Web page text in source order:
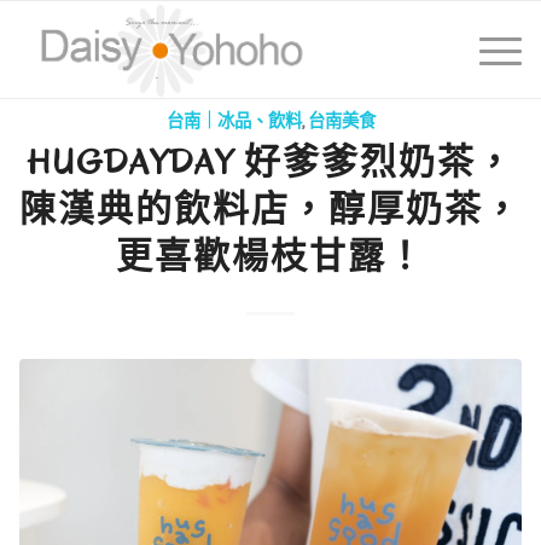
台南｜冰品、飲料,台南美食
HUGDAYDAY 好爹爹烈奶茶，
陳漢典的飲料店，醇厚奶茶，
更喜歡楊枝甘露！